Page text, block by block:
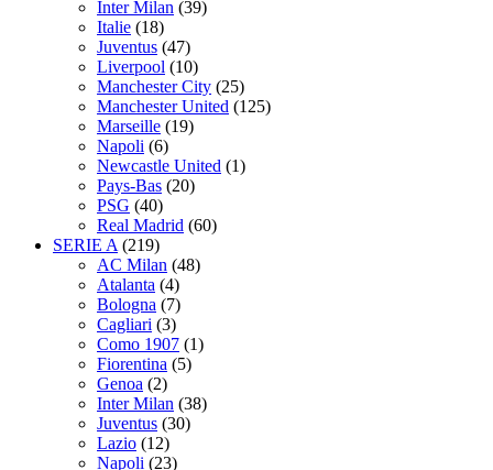
Inter Milan (39)
Italie (18)
Juventus (47)
Liverpool (10)
Manchester City (25)
Manchester United (125)
Marseille (19)
Napoli (6)
Newcastle United (1)
Pays-Bas (20)
PSG (40)
Real Madrid (60)
SERIE A (219)
AC Milan (48)
Atalanta (4)
Bologna (7)
Cagliari (3)
Como 1907 (1)
Fiorentina (5)
Genoa (2)
Inter Milan (38)
Juventus (30)
Lazio (12)
Napoli (23)